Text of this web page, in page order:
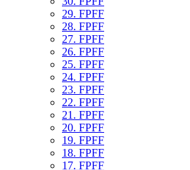
29. FPFF
28. FPFF
27. FPFF
26. FPFF
25. FPFF
24. FPFF
23. FPFF
22. FPFF
21. FPFF
20. FPFF
19. FPFF
18. FPFF
17. FPFF